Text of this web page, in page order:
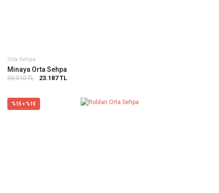
Orta Sehpa
Minaya Orta Sehpa
30.310 TL 23.187 TL
%15 + %10